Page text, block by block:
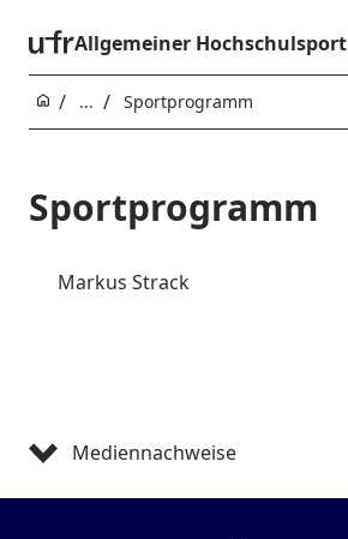
Allgemeiner Hochschulsport
... Sportprogramm
Sportprogramm
Markus Strack
Mediennachweise